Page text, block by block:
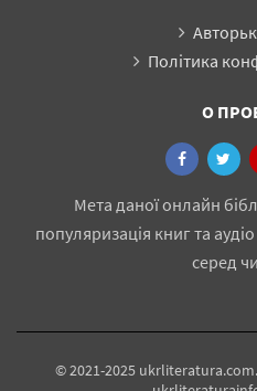
Політика
О
Мета даної онлайн
популяризація книг та
серед
© 2021-2025 ukrliteratura.com.